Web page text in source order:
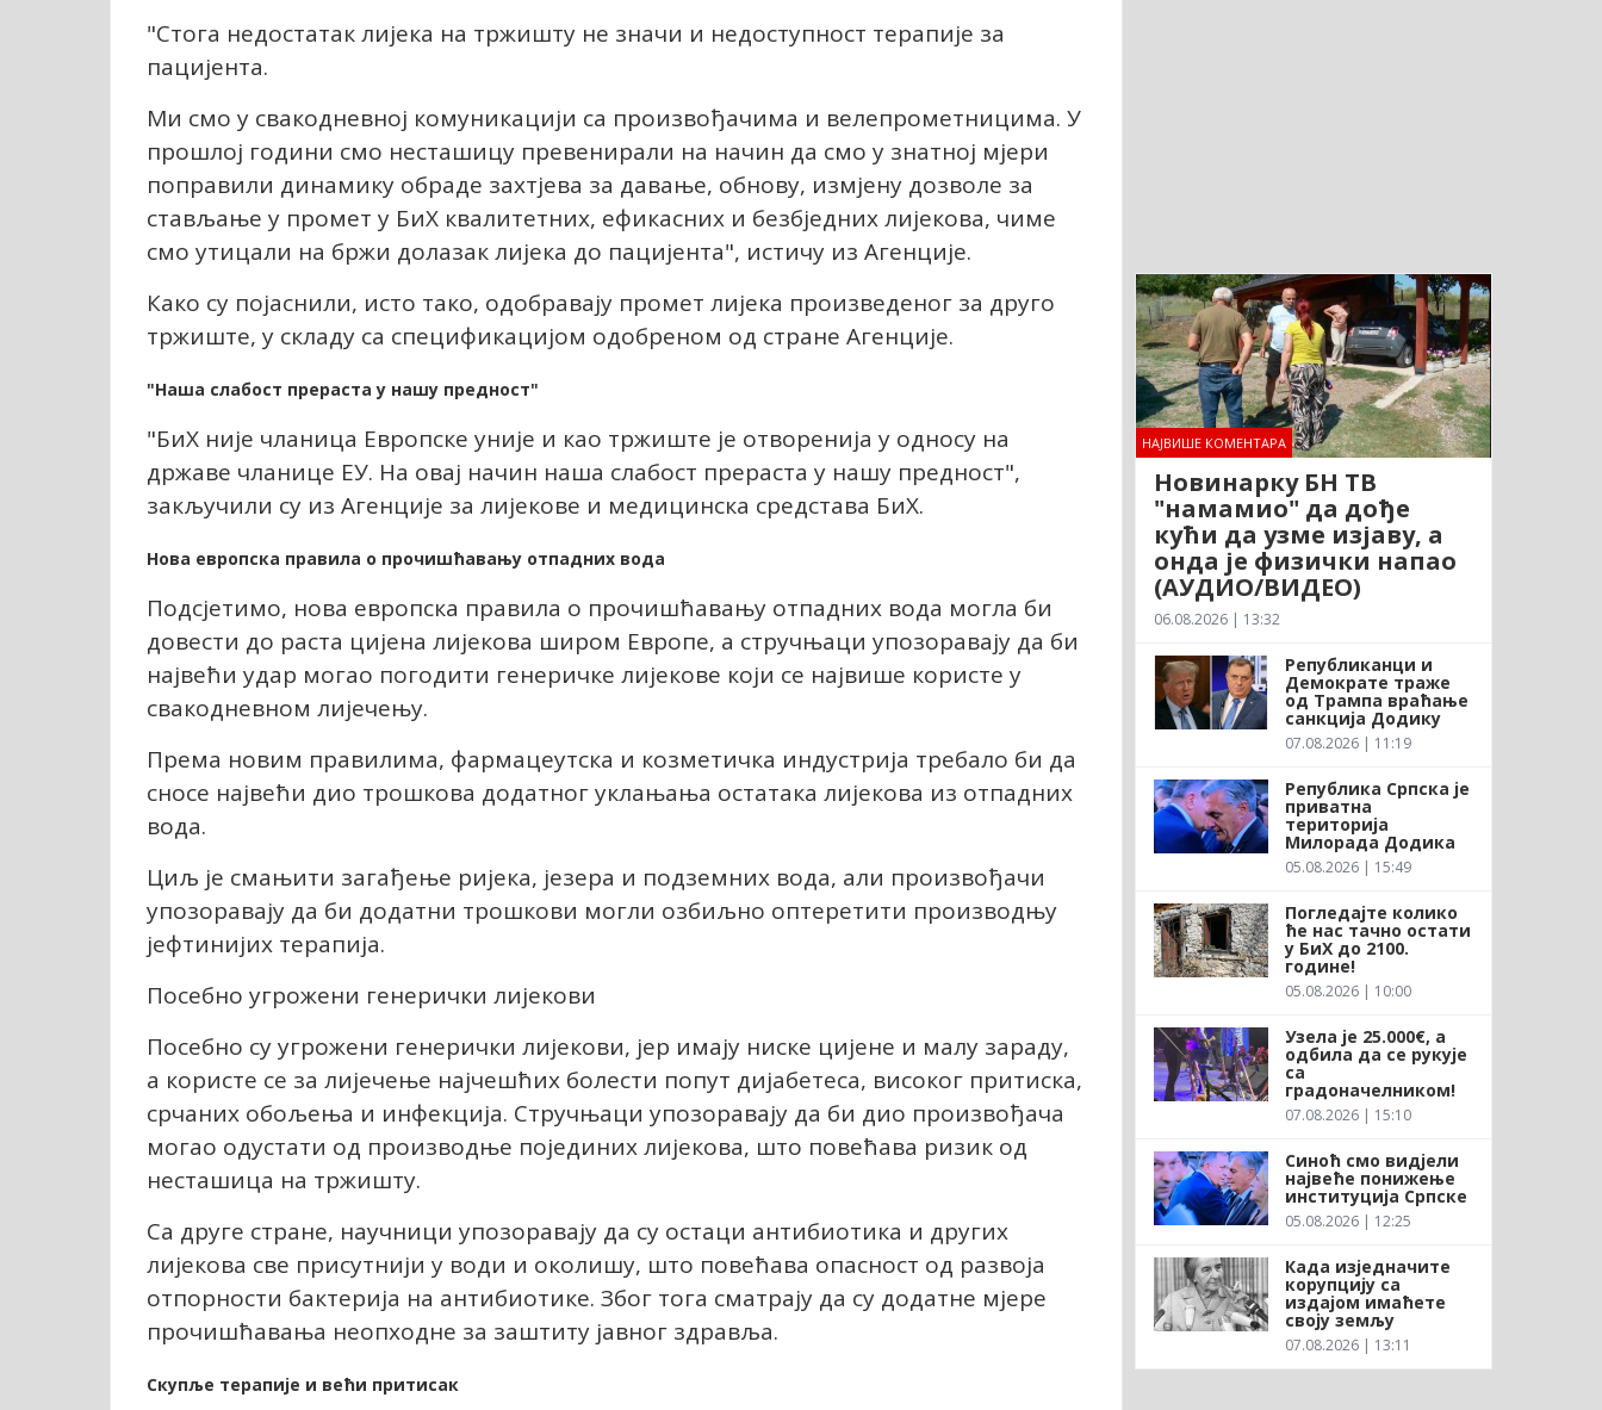
"Стога недостатак лијека на тржишту не значи и недоступност терапије за
пацијента.
Ми смо у свакодневној комуникацији са произвођачима и велепрометницима. У
прошлој години смо несташицу превенирали на начин да смо у знатној мјери
поправили динамику обраде захтјева за давање, обнову, измјену дозволе за
стављање у промет у БиХ квалитетних, ефикасних и безбједних лијекова, чиме
смо утицали на бржи долазак лијека до пацијента", истичу из Агенције.
Како су појаснили, исто тако, одобравају промет лијека произведеног за друго
тржиште, у складу са спецификацијом одобреном од стране Агенције.
"Наша слабост прераста у нашу предност"
"БиХ није чланица Европске уније и као тржиште је отворенија у односу на
државе чланице ЕУ. На овај начин наша слабост прераста у нашу предност",
закључили су из Агенције за лијекове и медицинска средстава БиХ.
Нова европска правила о прочишћавању отпадних вода
Подсјетимо, нова европска правила о прочишћавању отпадних вода могла би
довести до раста цијена лијекова широм Европе, а стручњаци упозоравају да би
највећи удар могао погодити генеричке лијекове који се највише користе у
свакодневном лијечењу.
Према новим правилима, фармацеутска и козметичка индустрија требало би да
сносе највећи дио трошкова додатног уклањања остатака лијекова из отпадних
вода.
Циљ је смањити загађење ријека, језера и подземних вода, али произвођачи
упозоравају да би додатни трошкови могли озбиљно оптеретити производњу
јефтинијих терапија.
Посебно угрожени генерички лијекови
Посебно су угрожени генерички лијекови, јер имају ниске цијене и малу зараду,
а користе се за лијечење најчешћих болести попут дијабетеса, високог притиска,
срчаних обољења и инфекција. Стручњаци упозоравају да би дио произвођача
могао одустати од производње појединих лијекова, што повећава ризик од
несташица на тржишту.
Са друге стране, научници упозоравају да су остаци антибиотика и других
лијекова све присутнији у води и околишу, што повећава опасност од развоја
отпорности бактерија на антибиотике. Због тога сматрају да су додатне мјере
прочишћавања неопходне за заштиту јавног здравља.
Скупље терапије и већи притисак
НАЈВИШЕ КОМЕНТАРА
Новинарку БН ТВ
"намамио" да дође
кући да узме изјаву, а
онда је физички напао
(АУДИО/ВИДЕО)
06.08.2026 | 13:32
Републиканци и
Демократе траже
од Трампа враћање
санкција Додику
07.08.2026 | 11:19
Република Српска је
приватна
територија
Милорада Додика
05.08.2026 | 15:49
Погледајте колико
ће нас тачно остати
у БиХ до 2100.
године!
05.08.2026 | 10:00
Узела је 25.000€, а
одбила да се рукује
са
градоначелником!
07.08.2026 | 15:10
Синоћ смо видјели
највеће понижење
институција Српске
05.08.2026 | 12:25
Када изједначите
корупцију са
издајом имаћете
своју земљу
07.08.2026 | 13:11